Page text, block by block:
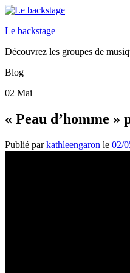
Le backstage
Découvrez les groupes de
Blog
02 Mai
« Peau d’homme »
Publié parkathleengaron le 02/